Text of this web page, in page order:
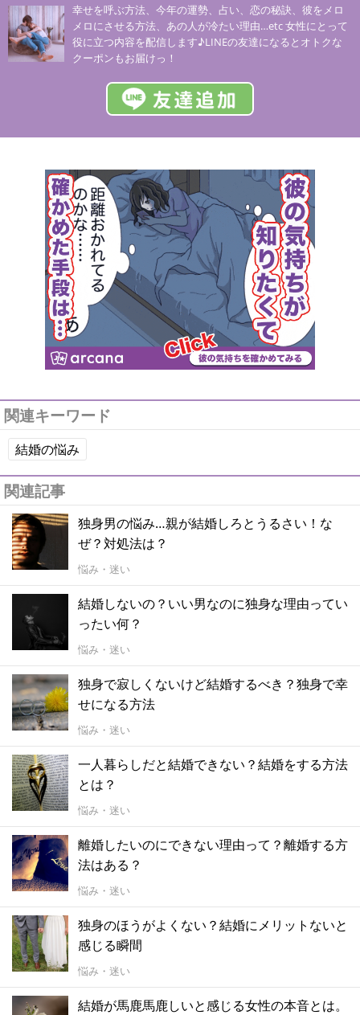
幸せを呼ぶ方法、今年の運勢、占い、恋の秘訣、彼をメロ
メロにさせる方法、あの人が冷たい理由…etc 女性にとって
役に立つ内容を配信します♪LINEの友達になるとオトクな
クーポンもお届けっ！
関連キーワード
結婚の悩み
関連記事
独身男の悩み…親が結婚しろとうるさい！な
ぜ？対処法は？
悩み・迷い
結婚しないの？いい男なのに独身な理由ってい
ったい何？
悩み・迷い
独身で寂しくないけど結婚するべき？独身で幸
せになる方法
悩み・迷い
一人暮らしだと結婚できない？結婚をする方法
とは？
悩み・迷い
離婚したいのにできない理由って？離婚する方
法はある？
悩み・迷い
独身のほうがよくない？結婚にメリットないと
感じる瞬間
悩み・迷い
結婚が馬鹿馬鹿しいと感じる女性の本音とは。